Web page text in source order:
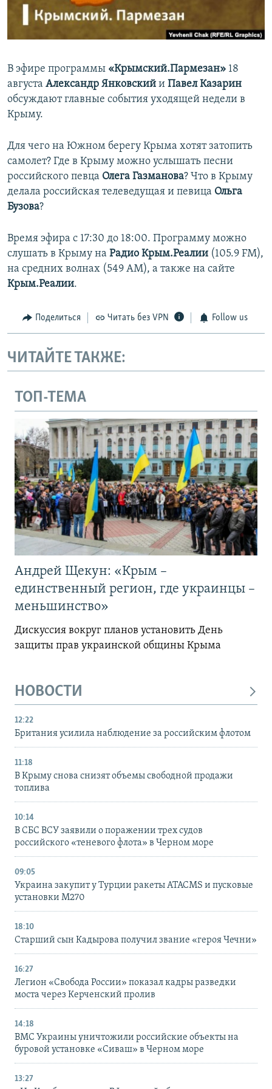
ПОБЕДИТЕЛЕЙ НЕ СУДЯТ?
УКРАИНСКАЯ ПРОБЛЕМА КРЫМА
ПРИСОЕДИНЯЙТЕСЬ!
Все сайты RFE/RL
В эфире программы «Крымский.Пармезан» 18
августа Александр Янковский и Павел Казарин
обсуждают главные события уходящей недели в
Крыму.
Для чего на Южном берегу Крыма хотят затопить
самолет? Где в Крыму можно услышать песни
российского певца Олега Газманова? Что в Крыму
делала российская телеведущая и певица Ольга
Бузова?
Время эфира с 17:30 до 18:00. Программу можно
слушать в Крыму на Радио Крым.Реалии (105.9 FM),
на средних волнах (549 АМ), а также на сайте
Крым.Реалии.
Поделиться Читать без VPN Follow us
ЧИТАЙТЕ ТАКЖЕ:
ТОП-ТЕМА
Андрей Щекун: «Крым –
единственный регион, где украинцы –
меньшинство»
Дискуссия вокруг планов установить День
защиты прав украинской общины Крыма
НОВОСТИ
12:22
Британия усилила наблюдение за российским флотом
11:18
В Крыму снова снизят объемы свободной продажи
топлива
10:14
В СБС ВСУ заявили о поражении трех судов
российского «теневого флота» в Черном море
09:05
Украина закупит у Турции ракеты ATACMS и пусковые
установки M270
18:10
Старший сын Кадырова получил звание «героя Чечни»
16:27
Легион «Свобода России» показал кадры разведки
моста через Керченский пролив
14:18
ВМС Украины уничтожили российские объекты на
буровой установке «Сиваш» в Черном море
13:27